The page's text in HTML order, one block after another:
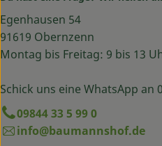
Egenhausen 54
91619 Obernzenn
Montag bis Freitag: 9 bis 13
Schick uns eine WhatsApp an
09844 33 5 99 0
info@baumannshof.de